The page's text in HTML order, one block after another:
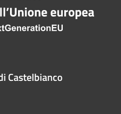
Castelbianco